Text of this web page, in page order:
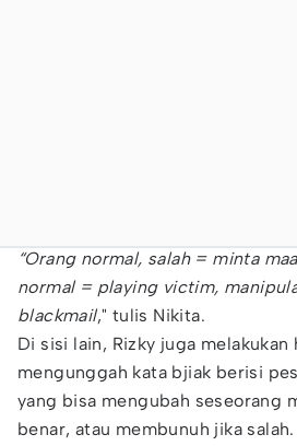
“Orang normal, salah = minta
normal = playing victim,
blackmail," tulis Nikita.
Di sisi lain, Rizky juga melakukan
mengunggah kata bjiak berisi
yang bisa mengubah seseorang
benar, atau membunuh jika salah.